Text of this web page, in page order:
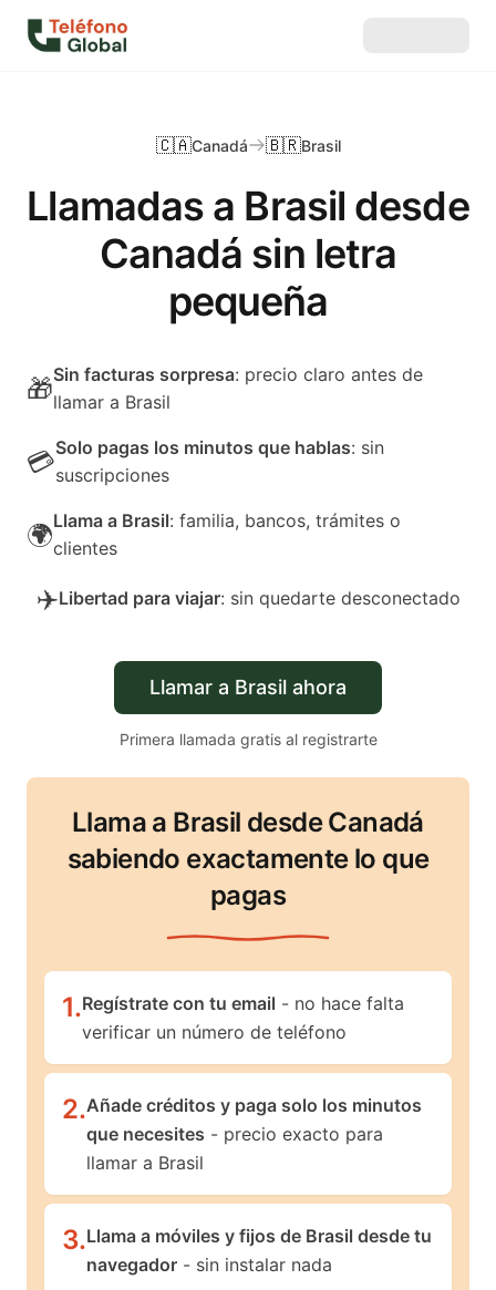
Llamadas a Brasil desde
Canadá sin letra
pequeña
🇨🇦Canadá 🇧🇷Brasil
🎁Sin facturas sorpresa: precio claro antes de
llamar a Brasil
💳Solo pagas los minutos que hablas: sin
suscripciones
🌍Llama a Brasil: familia, bancos, trámites o
clientes
✈️Libertad para viajar: sin quedarte desconectado
Llamar a Brasil ahora
Primera llamada gratis al registrarte
Llama a Brasil desde Canadá
sabiendo exactamente lo que
pagas
1.Regístrate con tu email - no hace falta
verificar un número de teléfono
2.Añade créditos y paga solo los minutos
que necesites - precio exacto para
llamar a Brasil
3.Llama a móviles y fijos de Brasil desde tu
navegador - sin instalar nada